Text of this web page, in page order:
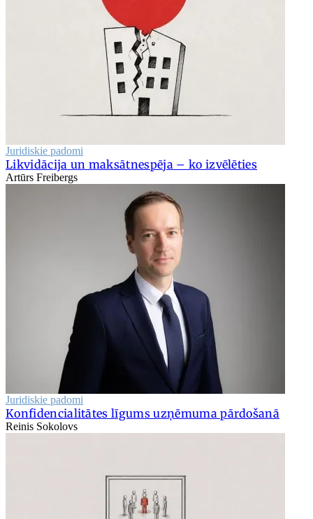
Juridiskie padomi
Likvidācija un maksātnespēja – ko izvēlēties
Artūrs Freibergs
Juridiskie padomi
Konfidencialitātes līgums uzņēmuma pārdošanā
Reinis Sokolovs